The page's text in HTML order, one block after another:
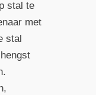
stal te
met
stal